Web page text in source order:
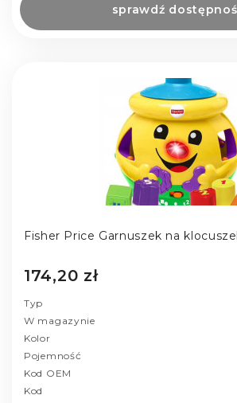
sprawdź
Fisher Price Garnuszek na
174,20 zł
Typ
W magazynie
Kolor
Pojemność
Kod OEM
Kod